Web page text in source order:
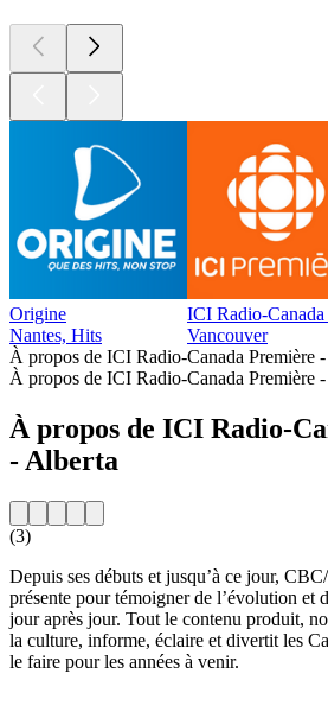
Origine
Nantes, Hits
ICI Radio-
Vancouver
À propos de ICI Radio-Canada Première
À propos de ICI Radio-Canada Première
À propos de ICI Radio-
- Alberta
(3)
Depuis ses débuts et jusqu’à ce jour,
présente pour témoigner de l’évolution et
jour après jour. Tout le contenu produit,
la culture, informe, éclaire et divertit les
le faire pour les années à venir.